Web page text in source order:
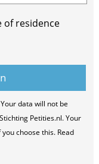
of residence
data will not be
Petities.nl. Your
choose this. Read